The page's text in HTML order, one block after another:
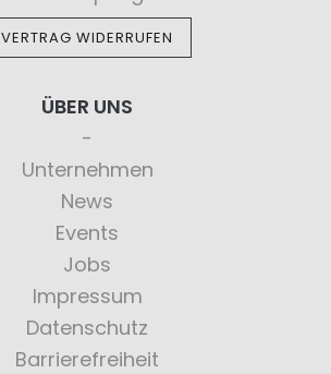
VERTRAG WIDERRUFEN
ÜBER UNS
Unternehmen
News
Events
Jobs
Impressum
Datenschutz
Barrierefreiheit